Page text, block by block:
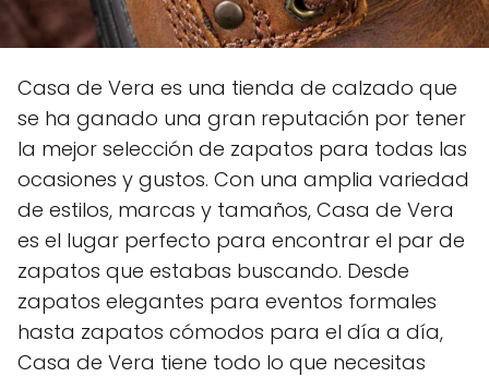
Casa de Vera es una tienda de calzado que
se ha ganado una gran reputación por tener
la mejor selección de zapatos para todas las
ocasiones y gustos. Con una amplia variedad
de estilos, marcas y tamaños, Casa de Vera
es el lugar perfecto para encontrar el par de
zapatos que estabas buscando. Desde
zapatos elegantes para eventos formales
hasta zapatos cómodos para el día a día,
Casa de Vera tiene todo lo que necesitas